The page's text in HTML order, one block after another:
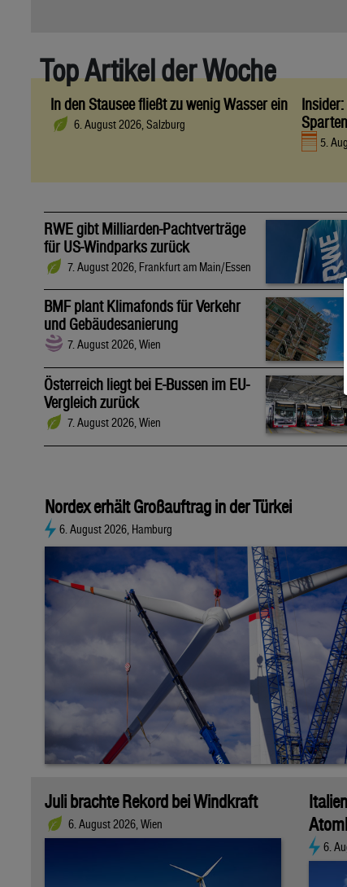
Top Artikel der Woche
In den Stausee fließt zu wenig Wasser ein
6. August 2026, Salzburg
5.
RWE gibt Milliarden-Pachtverträge
für US-Windparks zurück
7. August 2026, Frankfurt am Main/Essen
BMF plant Klimafonds für Verkehr
und Gebäudesanierung
7. August 2026, Wien
Österreich liegt bei E-Bussen im EU-
Vergleich zurück
7. August 2026, Wien
Nordex erhält Großauftrag in der Türkei
6. August 2026, Hamburg
Juli brachte Rekord bei Windkraft
6. August 2026, Wien
6.